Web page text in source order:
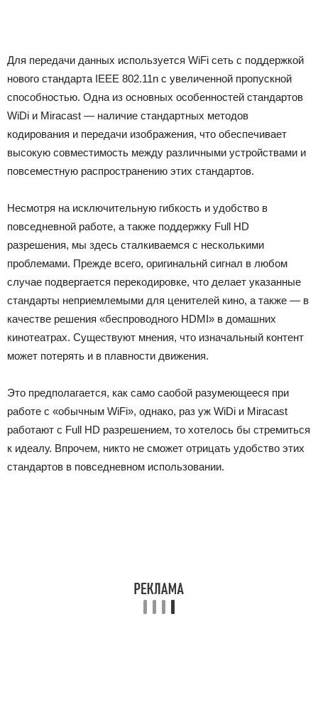
Для передачи данных используется WiFi сеть с поддержкой
нового стандарта IEEE 802.11n с увеличенной пропускной
способностью. Одна из основных особенностей стандартов
WiDi и Miracast — наличие стандартных методов
кодирования и передачи изображения, что обеспечивает
высокую совместимость между различными устройствами и
повсеместную распространению этих стандартов.
Несмотря на исключительную гибкость и удобство в
повседневной работе, а также поддержку Full HD
разрешения, мы здесь сталкиваемся с несколькими
проблемами. Прежде всего, оригинальнй сигнал в любом
случае подвергается перекодировке, что делает указанные
стандарты неприемлемыми для ценителей кино, а также — в
качестве решения «беспроводного HDMI» в домашних
кинотеатрах. Существуют мнения, что изначальный контент
может потерять и в плавности движения.
Это предполагается, как само саобой разумеющееся при
работе с «обычным WiFi», однако, раз уж WiDi и Miracast
работают с Full HD разрешением, то хотелось бы стремиться
к идеалу. Впрочем, никто не сможет отрицать удобство этих
стандартов в повседневном использовании.